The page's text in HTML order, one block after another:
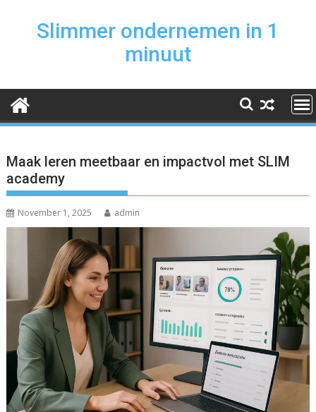
Slimmer ondernemen in 1
minuut
Maak leren meetbaar en impactvol met SLIM
academy
November 1, 2025 admin